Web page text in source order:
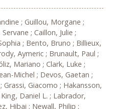
; Guillou, Morgane ;
; Caillon, Julie ;
; Bento, Bruno ; Billieux,
Aymeric ; Brunault, Paul ;
Mariano ; Clark, Luke ;
Michel ; Devos, Gaetan ;
Grassi, Giacomo ; Hakansson,
Daniel L. ; Labrador,
Hibai ; Newall, Philip ;